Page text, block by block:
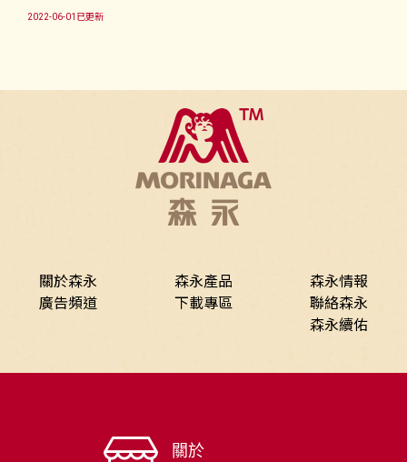
2022-06-01已更新
關於森永 森永產品
森永情報
廣告頻道
下載專區
聯絡森永
森永續佑
關於